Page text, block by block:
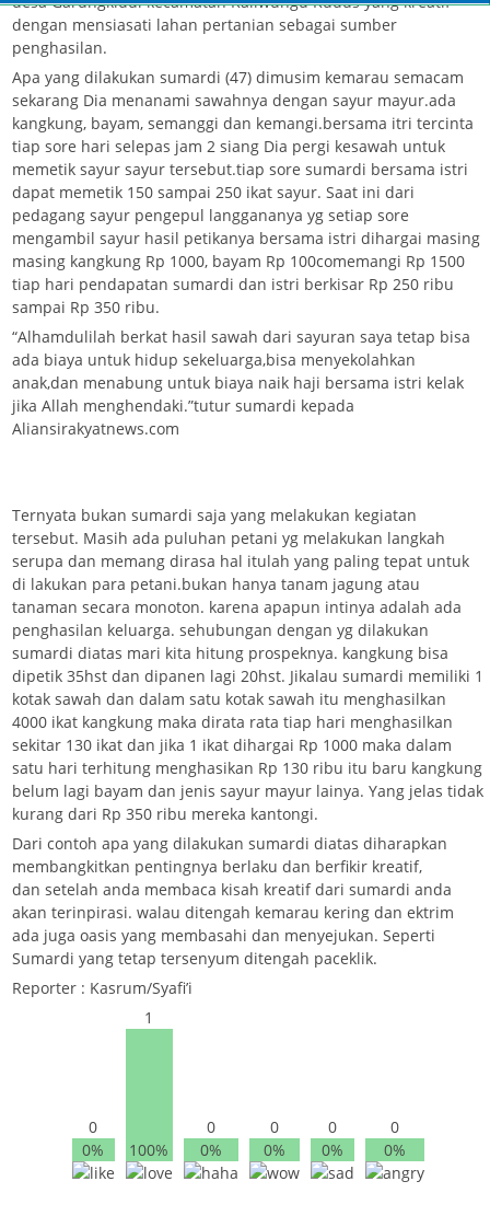
dengan mensiasati lahan pertanian sebagai sumber
penghasilan.
Apa yang dilakukan sumardi (47) dimusim kemarau semacam
sekarang Dia menanami sawahnya dengan sayur mayur.ada
kangkung, bayam, semanggi dan kemangi.bersama itri tercinta
tiap sore hari selepas jam 2 siang Dia pergi kesawah untuk
memetik sayur sayur tersebut.tiap sore sumardi bersama istri
dapat memetik 150 sampai 250 ikat sayur. Saat ini dari
pedagang sayur pengepul langgananya yg setiap sore
mengambil sayur hasil petikanya bersama istri dihargai masing
masing kangkung Rp 1000, bayam Rp 100comemangi Rp 1500
tiap hari pendapatan sumardi dan istri berkisar Rp 250 ribu
sampai Rp 350 ribu.
“Alhamdulilah berkat hasil sawah dari sayuran saya tetap bisa
ada biaya untuk hidup sekeluarga,bisa menyekolahkan
anak,dan menabung untuk biaya naik haji bersama istri kelak
jika Allah menghendaki.”tutur sumardi kepada
Aliansirakyatnews.com
Ternyata bukan sumardi saja yang melakukan kegiatan
tersebut. Masih ada puluhan petani yg melakukan langkah
serupa dan memang dirasa hal itulah yang paling tepat untuk
di lakukan para petani.bukan hanya tanam jagung atau
tanaman secara monoton. karena apapun intinya adalah ada
penghasilan keluarga. sehubungan dengan yg dilakukan
sumardi diatas mari kita hitung prospeknya. kangkung bisa
dipetik 35hst dan dipanen lagi 20hst. Jikalau sumardi memiliki 1
kotak sawah dan dalam satu kotak sawah itu menghasilkan
4000 ikat kangkung maka dirata rata tiap hari menghasilkan
sekitar 130 ikat dan jika 1 ikat dihargai Rp 1000 maka dalam
satu hari terhitung menghasikan Rp 130 ribu itu baru kangkung
belum lagi bayam dan jenis sayur mayur lainya. Yang jelas tidak
kurang dari Rp 350 ribu mereka kantongi.
Dari contoh apa yang dilakukan sumardi diatas diharapkan
membangkitkan pentingnya berlaku dan berfikir kreatif,
dan setelah anda membaca kisah kreatif dari sumardi anda
akan terinpirasi. walau ditengah kemarau kering dan ektrim
ada juga oasis yang membasahi dan menyejukan. Seperti
Sumardi yang tetap tersenyum ditengah paceklik.
Reporter : Kasrum/Syafi’i
0
0%
1
100%
0
0%
0
0%
0
0%
0
0%